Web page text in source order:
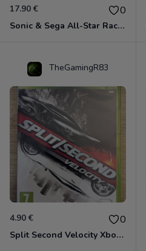
17.90 € 0
Sonic & Sega All-Star Racing - Transformed Xbox 360
TheGamingR83
4.90 € 0
Split Second Velocity Xbox 360